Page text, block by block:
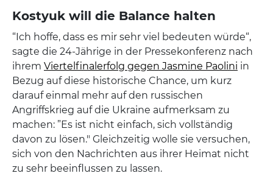
Kostyuk will die Balance halten
“Ich hoffe, dass es mir sehr viel bedeuten würde“,
sagte die 24-Jährige in der Pressekonferenz nach
ihrem Viertelfinalerfolg gegen Jasmine Paolini in
Bezug auf diese historische Chance, um kurz
darauf einmal mehr auf den russischen
Angriffskrieg auf die Ukraine aufmerksam zu
machen: ”Es ist nicht einfach, sich vollständig
davon zu lösen." Gleichzeitig wolle sie versuchen,
sich von den Nachrichten aus ihrer Heimat nicht
zu sehr beeinflussen zu lassen.